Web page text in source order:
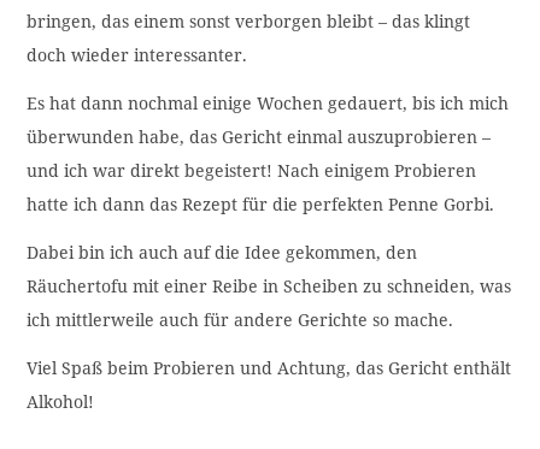
bringen, das einem sonst verborgen bleibt – das klingt
doch wieder interessanter.
Es hat dann nochmal einige Wochen gedauert, bis ich mich
überwunden habe, das Gericht einmal auszuprobieren –
und ich war direkt begeistert! Nach einigem Probieren
hatte ich dann das Rezept für die perfekten Penne Gorbi.
Dabei bin ich auch auf die Idee gekommen, den
Räuchertofu mit einer Reibe in Scheiben zu schneiden, was
ich mittlerweile auch für andere Gerichte so mache.
Viel Spaß beim Probieren und Achtung, das Gericht enthält
Alkohol!